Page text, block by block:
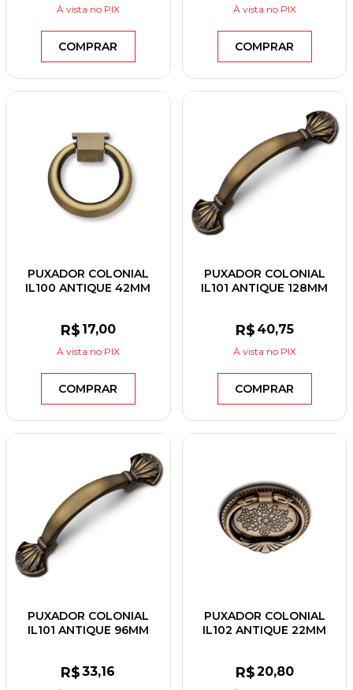
À vista no PIX
COMPRAR
À vista no PIX
COMPRAR
PUXADOR COLONIAL
IL100 ANTIQUE 42MM
R$ 17,00
À vista no PIX
COMPRAR
PUXADOR COLONIAL
IL101 ANTIQUE 128MM
R$ 40,75
À vista no PIX
COMPRAR
PUXADOR COLONIAL
IL101 ANTIQUE 96MM
R$33,16
PUXADOR COLONIAL
IL102 ANTIQUE 22MM
R$20,80